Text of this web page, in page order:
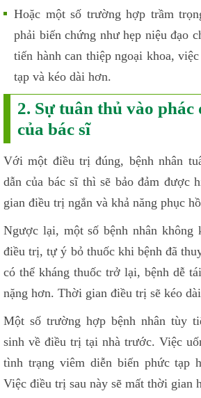
Hoặc một số trường hợp trầm
phải biến chứng như hẹp niệu đạo
tiến hành can thiệp ngoại khoa,
tạp và kéo dài hơn.
2. Sự tuân thủ vào
của bác sĩ
Với một điều trị đúng, bệnh nhân
dẫn của bác sĩ thì sẽ bảo đảm được
gian điều trị ngắn và khả năng phục
Ngược lại, một số bệnh nhân
điều trị, tự ý bỏ thuốc khi bệnh đã
có thể kháng thuốc trở lại, bệnh dễ
nặng hơn. Thời gian điều trị sẽ kéo
Một số trường hợp bệnh nhân tùy
sinh về điều trị tại nhà trước. Việc
tình trạng viêm diễn biến phức tạp
Việc điều trị sau này sẽ mất thời gian